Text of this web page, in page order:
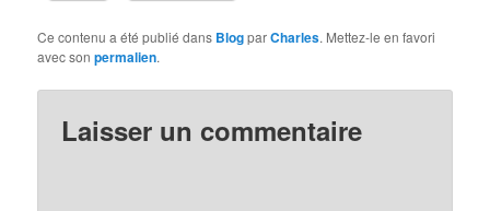
Ce contenu a été publié dans BlogparCharles. Mettez-le en favori
avec sonpermalien.
Laisser un commentaire